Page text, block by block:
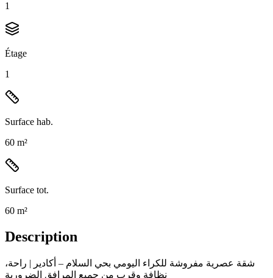
1
Étage
1
Surface hab.
60 m²
Surface tot.
60 m²
Description
شقة عصرية مفروشة للكراء اليومي بحي السلام – أكادير | راحة،
نظافة وقرب من جميع المرافق الضرورية